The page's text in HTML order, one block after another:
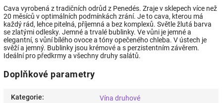
Cava vyrobená z tradičních odrůd z Penedés. Zraje v sklepech více než
20 měsíců v optimálních podmínkách zrání. Je to cava, kterou má
každý rád, lehce pitelná, příjemná a bez komplexů. Světle žlutá barva
se zlatými odlesky. Jemné a trvalé bublinky. Ve vůni je jemné a
elegantní, s vůní bílého ovoce a tóny opečeného chleba. V ústech je
svěží a jemný. Bublinky jsou krémové a s perzistentním závěrem.
Ideální pro předkrmy a všechny druhy salátů.
Doplňkové parametry
Kategorie: Vína druhové